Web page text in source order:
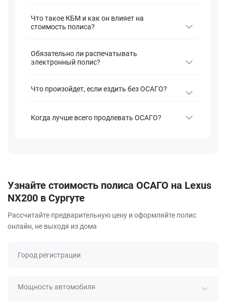
Что такое КБМ и как он влияет на
стоимость полиса?
Обязательно ли распечатывать
электронный полис?
Что произойдет, если ездить без ОСАГО?
Когда лучше всего продлевать ОСАГО?
Узнайте стоимость полиса ОСАГО на Lexus
NX200 в Сургуте
Рассчитайте предварительную цену и оформляйте полис
онлайн, не выходя из дома
Город регистрации
Мощность автомобиля